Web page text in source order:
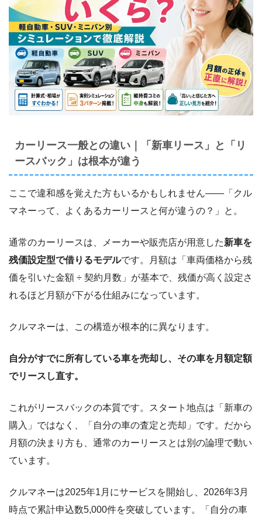
カーリース一般との違い｜「新車リース」と「リ
ースバック」は根本が違う
ここで違和感を覚えた方もいるかもしれません――「クル
マネーって、よくあるカーリースと何が違うの？」と。
通常のカーリースは、メーカーや販売店が用意した新車を
残価設定型で借りるモデルです。月額は「車両価格から残
価を引いた金額 ÷ 契約月数」が基本で、残価が高く設定さ
れるほど月額が下がる仕組みになっています。
クルマネーは、この構造が根本的に異なります。
自分がすでに所有している車を売却し、その車を月額定額
でリースし直す。
これがリースバックの本質です。スタート地点は「新車の
購入」ではなく、「自分の車の査定と売却」です。だから
月額の決まり方も、通常のカーリースとは別の論理で動い
ています。
クルマネーは2025年1月にサービスを開始し、2026年3月
時点で累計申込数5,000件を突破しています。「自分の車